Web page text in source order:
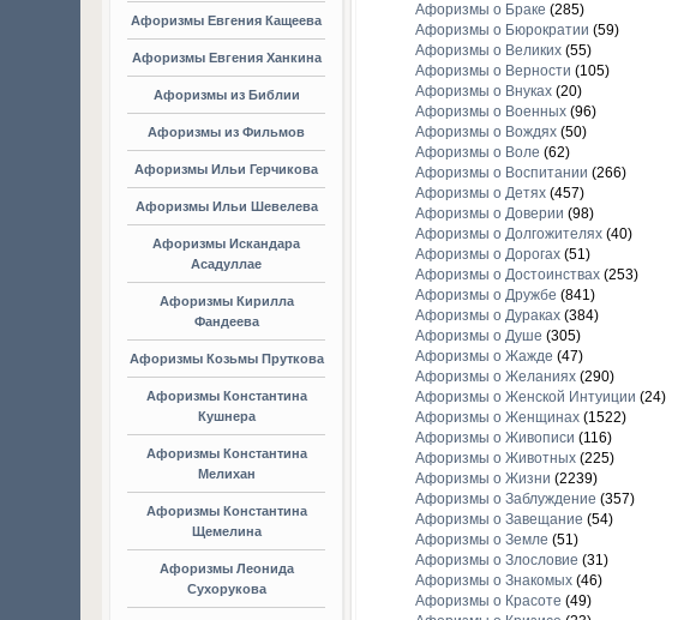
Афоризмы Евгения Кащеева
Афоризмы Евгения Ханкина
Афоризмы из Библии
Афоризмы из Фильмов
Афоризмы Ильи Герчикова
Афоризмы Ильи Шевелева
Афоризмы Искандара
Асадуллае
Афоризмы Кирилла
Фандеева
Афоризмы Козьмы Пруткова
Афоризмы Константина
Кушнера
Афоризмы Константина
Мелихан
Афоризмы Константина
Щемелина
Афоризмы Леонида
Сухорукова
Афоризмы о Браке (285)
Афоризмы о Бюрократии (59)
Афоризмы о Великих(55)
Афоризмы о Верности (105)
Афоризмы о Внуках(20)
Афоризмы о Военных(96)
Афоризмы о Вождях(50)
Афоризмы о Воле (62)
Афоризмы о Воспитании (266)
Афоризмы о Детях(457)
Афоризмы о Доверии (98)
Афоризмы о Долгожителях(40)
Афоризмы о Дорогах(51)
Афоризмы о Достоинствах(253)
Афоризмы о Дружбе (841)
Афоризмы о Дураках(384)
Афоризмы о Душе (305)
Афоризмы о Жажде (47)
Афоризмы о Желаниях(290)
Афоризмы о Женской Интуиции (24)
Афоризмы о Женщинах(1522)
Афоризмы о Живописи (116)
Афоризмы о Животных(225)
Афоризмы о Жизни (2239)
Афоризмы о Заблуждение (357)
Афоризмы о Завещание (54)
Афоризмы о Земле (51)
Афоризмы о Злословие (31)
Афоризмы о Знакомых(46)
Афоризмы о Красоте (49)